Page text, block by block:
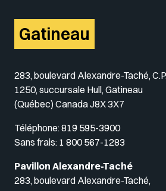
Gatineau
283, boulevard Alexandre-Taché,
1250, succursale Hull, Gatineau
(Québec) Canada J8X 3X7
Téléphone:819 595-3900
Sans frais: 1 800 567-1283
Pavillon Alexandre-Taché
283, boulevard Alexandre-Taché,